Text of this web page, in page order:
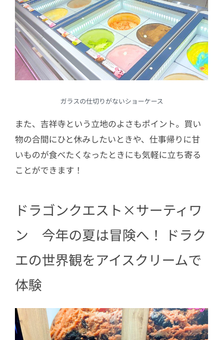
ガラスの仕切りがないショーケース
また、吉祥寺という立地のよさもポイント。買い
物の合間にひと休みしたいときや、仕事帰りに甘
いものが食べたくなったときにも気軽に立ち寄る
ことができます！
ドラゴンクエスト×サーティワ
ン 今年の夏は冒険へ！ ドラク
エの世界観をアイスクリームで
体験